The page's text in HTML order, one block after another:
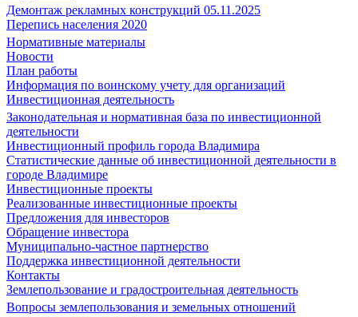
Демонтаж рекламных конструкций 05.11.2025
Перепись населения 2020
Нормативные материалы
Новости
План работы
Информация по воинскому учету для организаций
Инвестиционная деятельность
Законодательная и нормативная база по инвестиционной
деятельности
Инвестиционный профиль города Владимира
Статистические данные об инвестиционной деятельности в
городе Владимире
Инвестиционные проекты
Реализованные инвестиционные проекты
Предложения для инвесторов
Обращение инвестора
Муниципально-частное партнерство
Поддержка инвестиционной деятельности
Контакты
Землепользование и градостроительная деятельность
Вопросы землепользования и земельных отношений